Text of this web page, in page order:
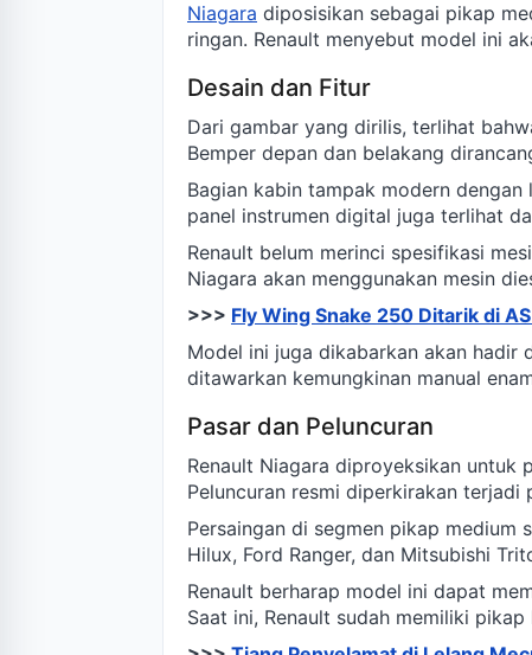
Niagara diposisikan sebagai pikap
ringan. Renault menyebut model ini
Desain dan Fitur
Dari gambar yang dirilis, terlihat
Bemper depan dan belakang
Bagian kabin tampak modern
panel instrumen digital juga terlihat
Renault belum merinci spesifikasi
Niagara akan menggunakan mesin
>>> Fly Wing Snake 250 Ditarik di
Model ini juga dikabarkan akan hadir
ditawarkan kemungkinan manual
Pasar dan Peluncuran
Renault Niagara diproyeksikan untuk
Peluncuran resmi diperkirakan terjadi
Persaingan di segmen pikap medium
Hilux, Ford Ranger, dan Mitsubishi
Renault berharap model ini dapat
Saat ini, Renault sudah memiliki